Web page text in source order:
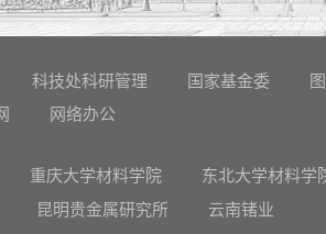
科技处科研管理 国家基金委
网络办公
重庆大学材料学院 东北大学材料学
昆明贵金属研究所 云南锗业